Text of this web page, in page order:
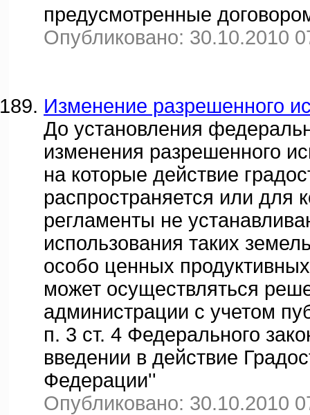
предусмотренные
Опубликовано: 30.10.2010
Изменение разрешенного
До установления
изменения разрешенного
на которые действие
распространяется или для
регламенты не
использования таких
особо ценных
может осуществляться
администрации с учетом
п. 3 ст. 4 Федерального
введении в действие
Федерации''
Опубликовано: 30.10.2010